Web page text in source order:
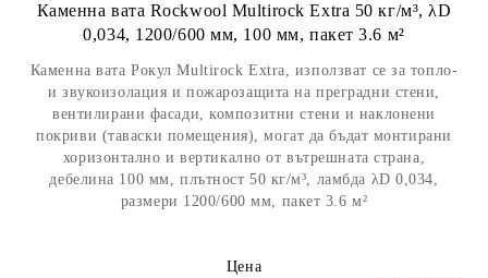
Каменна вата Rockwool Multirock Extra 50 кг/м³, λD
0,034, 1200/600 мм, 100 мм, пакет 3.6 м²
Каменна вата Рокул Multirock Extra, използват се за топло-
и звукоизолация и пожарозащита на преградни стени,
вентилирани фасади, композитни стени и наклонени
покриви (таваски помещения), могат да бъдат монтирани
хоризонтално и вертикално от вътрешната страна,
дебелина 100 мм, плътност 50 кг/м³, ламбда λD 0,034,
размери 1200/600 мм, пакет 3.6 м²
Цена